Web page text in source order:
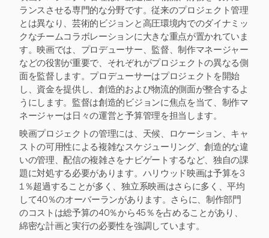
ランスさせる専門的な分野です。従来のプロジェクト管理
とは異なり、芸術的ビジョンと高圧環境内でのダイナミッ
クなチームコラボレーションに大きな重点が置かれていま
す。映画では、プロデューサー、監督、制作マネージャー
などの役割が重要で、それぞれがプロジェクトの異なる側
面を監督します。プロデューサーはプロジェクトを開始
し、資金を提供し、創造的および物流的側面が整合するよ
うにします。監督は創造的ビジョンに焦点を当て、制作マ
ネージャーは日々の運営と予算管理を担当します。
映画プロジェクトの管理には、天候、ロケーション、キャ
ストの可用性による複雑なスケジューリング、創造的な違
いの管理、配信の複雑さをナビゲートするなど、独自の課
題に対処する必要があります。ハリウッド映画は予算を3
1％超過することが多く、独立系映画はさらに多く、平均
して40％のオーバーランがあります。さらに、制作部門
のコストは総予算の40％から45％を占めることがあり、
綿密な計画と実行の必要性を強調しています。